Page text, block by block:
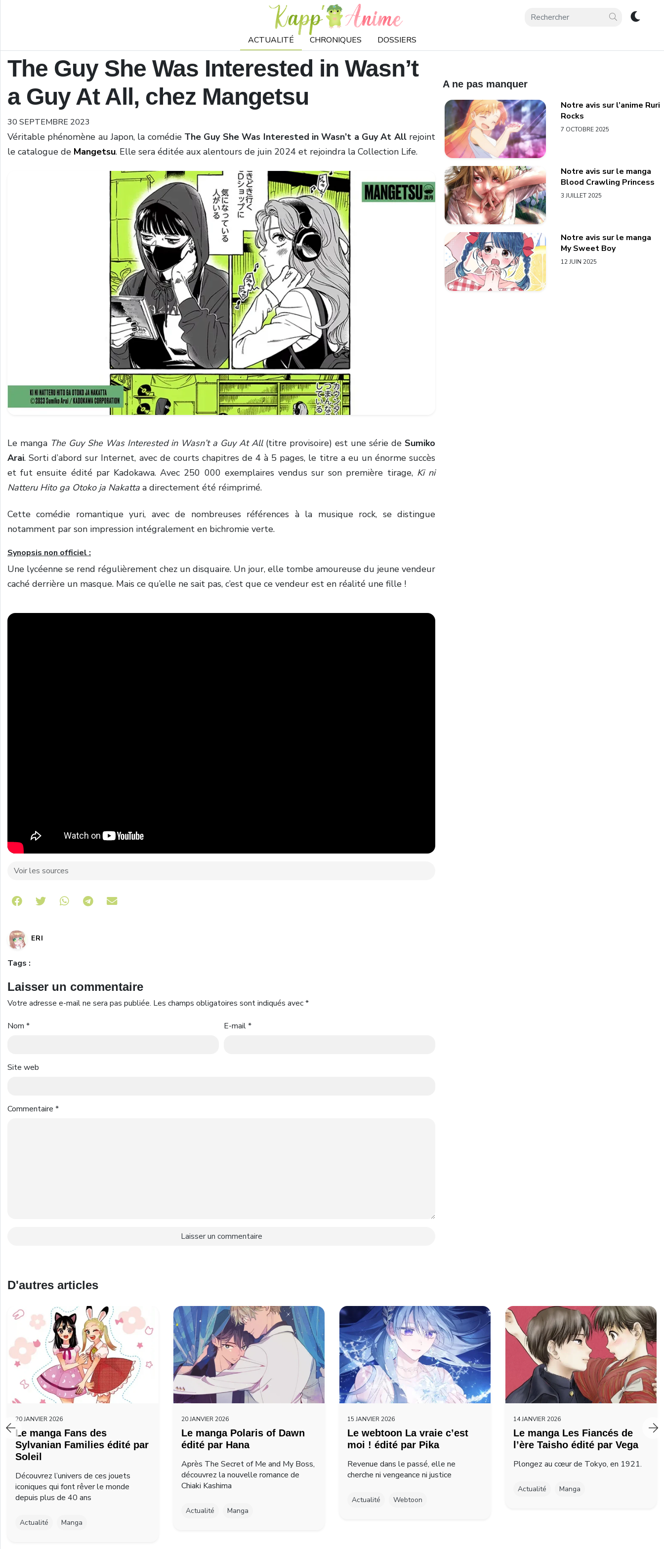
ACTUALITÉ CHRONIQUES DOSSIERS
The Guy She Was Interested in Wasn’t
a Guy At All, chez Mangetsu
30 SEPTEMBRE 2023
Véritable phénomène au Japon, la comédie The Guy She Was Interested in Wasn’t a Guy At Allrejoint
le catalogue de Mangetsu. Elle sera éditée aux alentours de juin 2024 et rejoindra la Collection Life.
Le manga The Guy She Was Interested in Wasn’t a Guy At All(titre provisoire) est une série de Sumiko
Arai. Sorti d’abord sur Internet, avec de courts chapitres de 4 à 5 pages, le titre a eu un énorme succès
et fut ensuite édité par Kadokawa. Avec 250 000 exemplaires vendus sur son première tirage, Ki ni
Natteru Hito ga Otoko ja Nakatta a directement été réimprimé.
Cette comédie romantique yuri, avec de nombreuses références à la musique rock, se distingue
notamment par son impression intégralement en bichromie verte.
Synopsis non officiel :
Une lycéenne se rend régulièrement chez un disquaire. Un jour, elle tombe amoureuse du jeune vendeur
caché derrière un masque. Mais ce qu’elle ne sait pas, c’est que ce vendeur est en réalité une fille !
Voir les sources
Share on Telegram
ERI
Tags :
Laisser un commentaire
Votre adresse e-mail ne sera pas publiée. Les champs obligatoires sont indiqués avec*
Nom * E-mail*
Site web
Commentaire *
A ne pas manquer
Notre avis sur l’anime Ruri
Rocks
7 OCTOBRE 2025
Notre avis sur le manga
Blood Crawling Princess
3 JUILLET 2025
Notre avis sur le manga
My Sweet Boy
12 JUIN 2025
D'autres articles
20 JANVIER 2026
Le manga Fans des
Sylvanian Families édité par
Soleil
Découvrez l’univers de ces jouets
iconiques qui font rêver le monde
depuis plus de 40 ans
Actualité Manga
20 JANVIER 2026
Le manga Polaris of Dawn
édité par Hana
Après The Secret of Me and My Boss,
découvrez la nouvelle romance de
Chiaki Kashima
Actualité Manga
15 JANVIER 2026
Le webtoon La vraie c’est
moi ! édité par Pika
Revenue dans le passé, elle ne
cherche ni vengeance ni justice
Actualité Webtoon
14 JANVIER 2026
Le manga Les Fiancés de
l’ère Taisho édité par Vega
Plongez au cœur de Tokyo, en 1921.
Actualité Manga